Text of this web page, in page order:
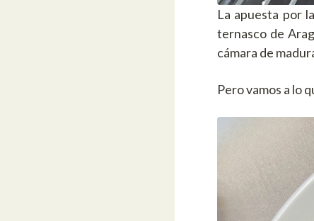
La apuesta por
ternasco de
cámara de
Pero vamos a lo